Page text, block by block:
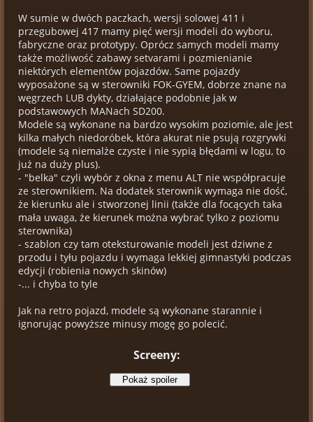
W sumie w dwóch paczkach, wersji solowej 411 i
przegubowej 417 mamy pięć wersji modeli do wyboru,
fabryczne oraz prototypy. Oprócz samych modeli mamy
także możliwość zabawy setvarami i pozmienianie
niektórych elementów pojazdów. Same pojazdy
wyposażone są w sterowniki FOK-GYEM, dobrze znane na
węgrzech LUB dykty, działające podobnie jak w
podstawowych MANach SD200.
Modele są wykonane na bardzo wysokim poziomie, ale jest
kilka małych niedoróbek, która akurat nie psują rozgrywki
(modele są niemalże czyste i nie sypią błędami w logu, to
już na duży plus).
- "belka" czyli wybór z okna z menu ALT nie współpracuje
ze sterownikiem. Na dodatek sterownik wymaga nie dość,
że kierunku ale i stworzonej linii (także dla focących taka
mała uwaga, że kierunek można wybrać tylko z poziomu
sterownika)
- szablon czy tam oteksturowanie modeli jest dziwne z
przodu i tyłu pojazdu i wymaga lekkiej gimnastyki podczas
edycji (robienia nowych skinów)
-... i chyba to tyle
Jak na retro pojazd, modele są wykonane starannie i
ignorując powyższe minusy mogę go polecić.
Screeny: